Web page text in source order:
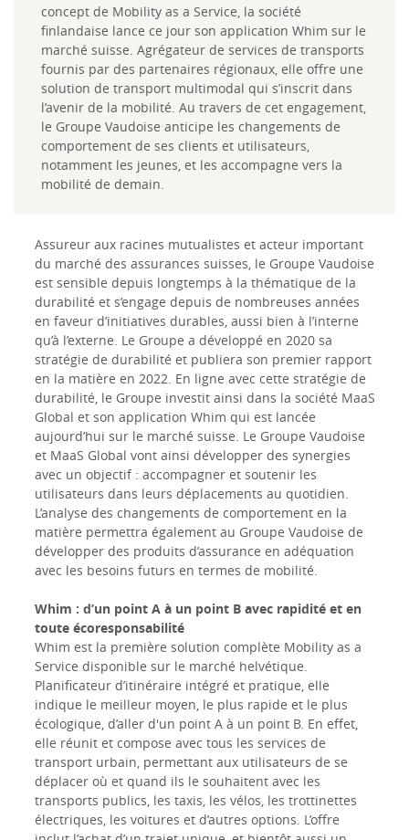
concept de Mobility as a Service, la société
finlandaise lance ce jour son application Whim sur le
marché suisse. Agrégateur de services de transports
fournis par des partenaires régionaux, elle offre une
solution de transport multimodal qui s’inscrit dans
l’avenir de la mobilité. Au travers de cet engagement,
le Groupe Vaudoise anticipe les changements de
comportement de ses clients et utilisateurs,
notamment les jeunes, et les accompagne vers la
mobilité de demain.
Assureur aux racines mutualistes et acteur important
du marché des assurances suisses, le Groupe Vaudoise
est sensible depuis longtemps à la thématique de la
durabilité et s’engage depuis de nombreuses années
en faveur d’initiatives durables, aussi bien à l’interne
qu’à l’externe. Le Groupe a développé en 2020 sa
stratégie de durabilité et publiera son premier rapport
en la matière en 2022. En ligne avec cette stratégie de
durabilité, le Groupe investit ainsi dans la société MaaS
Global et son application Whim qui est lancée
aujourd’hui sur le marché suisse. Le Groupe Vaudoise
et MaaS Global vont ainsi développer des synergies
avec un objectif : accompagner et soutenir les
utilisateurs dans leurs déplacements au quotidien.
L’analyse des changements de comportement en la
matière permettra également au Groupe Vaudoise de
développer des produits d’assurance en adéquation
avec les besoins futurs en termes de mobilité.
Whim : d’un point A à un point B avec rapidité et en
toute écoresponsabilité
Whim est la première solution complète Mobility as a
Service disponible sur le marché helvétique.
Planificateur d’itinéraire intégré et pratique, elle
indique le meilleur moyen, le plus rapide et le plus
écologique, d’aller d'un point A à un point B. En effet,
elle réunit et compose avec tous les services de
transport urbain, permettant aux utilisateurs de se
déplacer où et quand ils le souhaitent avec les
transports publics, les taxis, les vélos, les trottinettes
électriques, les voitures et d’autres options. L’offre